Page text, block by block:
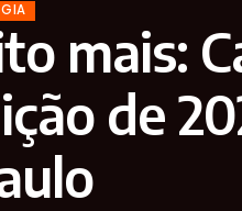
mais:
de